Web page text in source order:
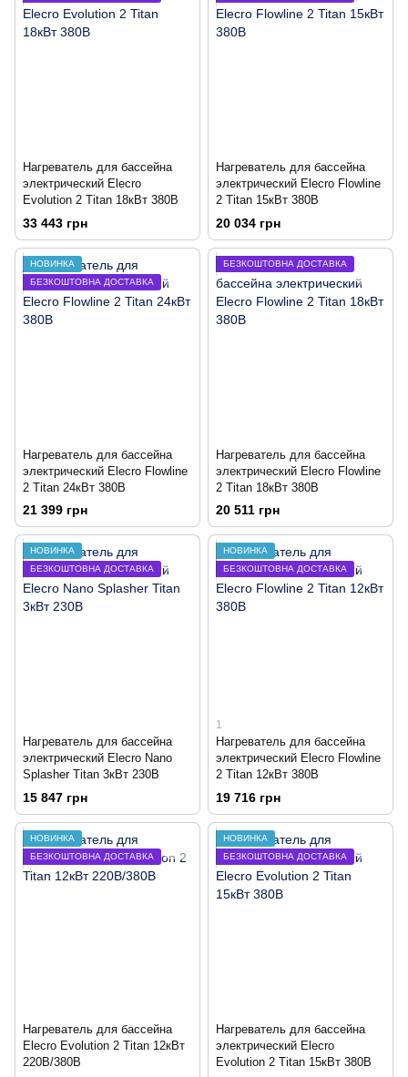
Нагреватель для бассейна
электрический Elecro
Evolution 2 Titan 18кВт 380В
33 443 грн
Нагреватель для бассейна
электрический Elecro Flowline
2 Titan 15кВт 380В
20 034 грн
НОВИНКА
БЕЗКОШТОВНА ДОСТАВКА
Нагреватель для бассейна
электрический Elecro Flowline
2 Titan 24кВт 380В
21 399 грн
БЕЗКОШТОВНА ДОСТАВКА
Нагреватель для бассейна
электрический Elecro Flowline
2 Titan 18кВт 380В
20 511 грн
НОВИНКА
БЕЗКОШТОВНА ДОСТАВКА
Нагреватель для бассейна
электрический Elecro Nano
Splasher Titan 3кВт 230В
15 847 грн
НОВИНКА
БЕЗКОШТОВНА ДОСТАВКА
1
Нагреватель для бассейна
электрический Elecro Flowline
2 Titan 12кВт 380В
19 716 грн
НОВИНКА
БЕЗКОШТОВНА ДОСТАВКА
Нагреватель для бассейна
Elecro Evolution 2 Titan 12кВт
220В/380В
НОВИНКА
БЕЗКОШТОВНА ДОСТАВКА
Нагреватель для бассейна
электрический Elecro
Evolution 2 Titan 15кВт 380В